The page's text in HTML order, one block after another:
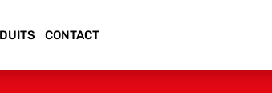
CONTACT